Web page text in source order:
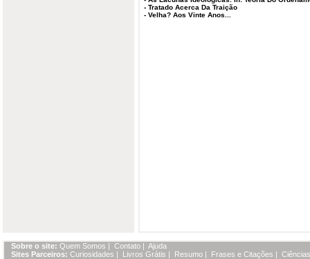
- Tratado Acerca Da Traição
- Velha? Aos Vinte Anos...
Sobre o site: Quem Somos | Contato | Ajuda
Sites Parceiros: Curiosidades | Livros Grátis | Resumo | Frases e Citações |